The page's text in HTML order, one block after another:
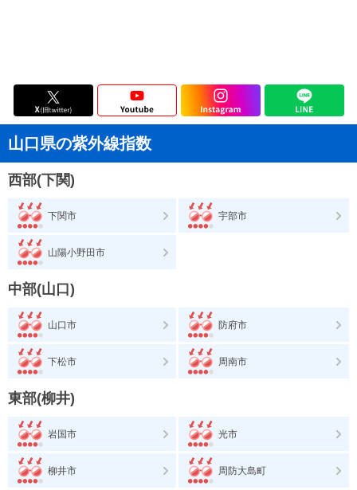
山口県の紫外線指数
西部(下関)
下関市 宇部市
山陽小野田市
中部(山口)
山口市 防府市
下松市 周南市
東部(柳井)
岩国市 光市
柳井市 周防大島町